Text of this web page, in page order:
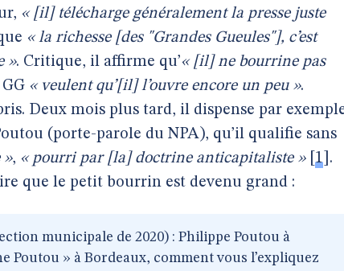
« [il] télécharge généralement la presse juste
« la richesse [des "Grandes Gueules"], c’est
». Critique, il affirme qu’« [il] ne bourrine pas
« veulent qu’[il] l’ouvre encore un peu ».
Deux mois plus tard, il dispense par
(porte-parole du NPA), qu’il qualifie sans
», « pourri par [la] doctrine anticapitaliste »[ 1 .
que le petit bourrin est devenu grand :
municipale de 2020) : Philippe Poutou à
Poutou » à Bordeaux, comment vous l’expliquez